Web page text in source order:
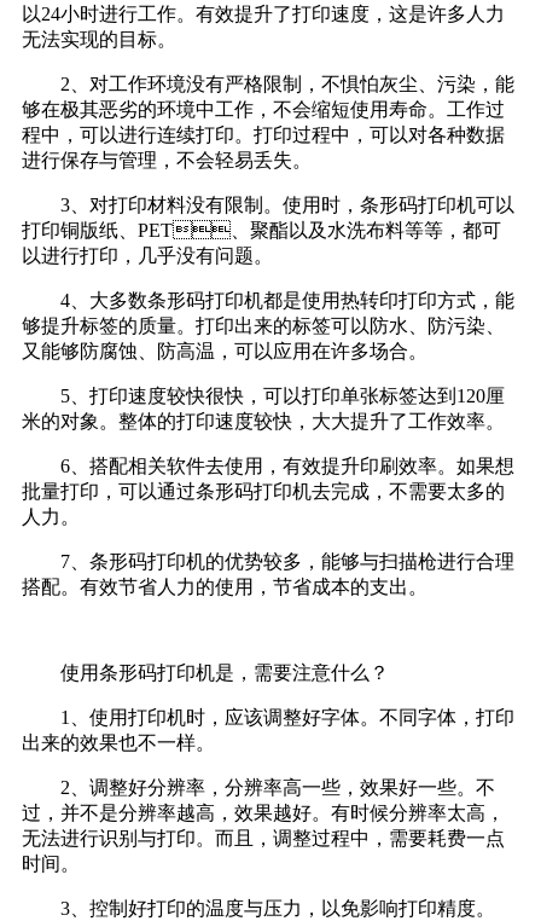
以24小时进行工作。有效提升了打印速度，这是许多人力
无法实现的目标。
2、对工作环境没有严格限制，不惧怕灰尘、污染，能
够在极其恶劣的环境中工作，不会缩短使用寿命。工作过
程中，可以进行连续打印。打印过程中，可以对各种数据
进行保存与管理，不会轻易丢失。
3、对打印材料没有限制。使用时，条形码打印机可以
打印铜版纸、PET、聚酯以及水洗布料等等，都可
以进行打印，几乎没有问题。
4、大多数条形码打印机都是使用热转印打印方式，能
够提升标签的质量。打印出来的标签可以防水、防污染、
又能够防腐蚀、防高温，可以应用在许多场合。
5、打印速度较快很快，可以打印单张标签达到120厘
米的对象。整体的打印速度较快，大大提升了工作效率。
6、搭配相关软件去使用，有效提升印刷效率。如果想
批量打印，可以通过条形码打印机去完成，不需要太多的
人力。
7、条形码打印机的优势较多，能够与扫描枪进行合理
搭配。有效节省人力的使用，节省成本的支出。
使用条形码打印机是，需要注意什么？
1、使用打印机时，应该调整好字体。不同字体，打印
出来的效果也不一样。
2、调整好分辨率，分辨率高一些，效果好一些。不
过，并不是分辨率越高，效果越好。有时候分辨率太高，
无法进行识别与打印。而且，调整过程中，需要耗费一点
时间。
3、控制好打印的温度与压力，以免影响打印精度。